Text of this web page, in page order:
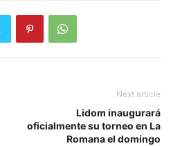
Next article
Lidom inaugurará
oficialmente su torneo en La
Romana el domingo